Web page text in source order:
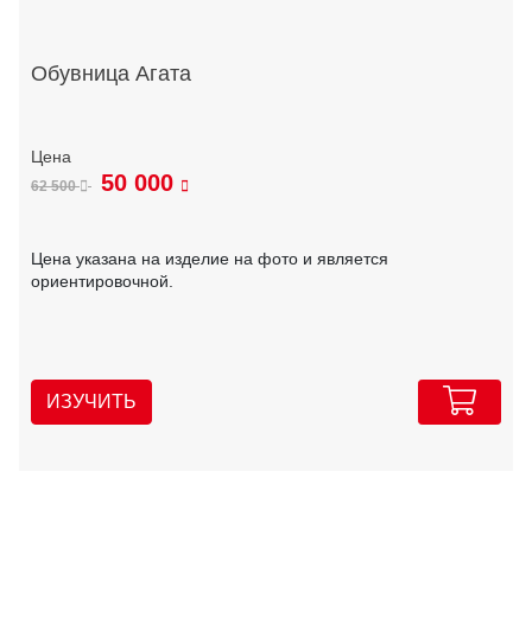
Обувница Агата
62 500 50 000
Цена указана на изделие на фото и является
ориентировочной.
ИЗУЧИТЬ